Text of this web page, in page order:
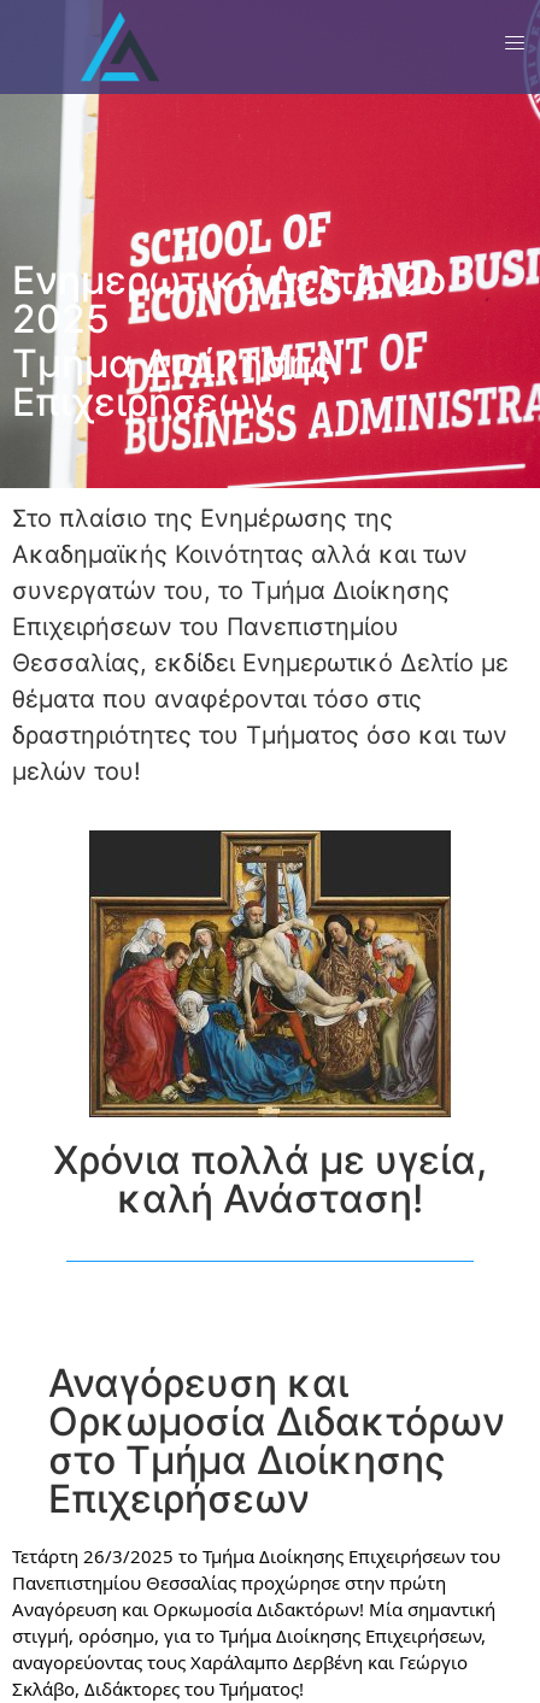
Ενημερωτικό Δελτίο 2ο
2025
Τμήμα Διοίκησης
Επιχειρήσεων
Στο πλαίσιο της Ενημέρωσης της
Ακαδημαϊκής Κοινότητας αλλά και των
συνεργατών του, το Τμήμα Διοίκησης
Επιχειρήσεων του Πανεπιστημίου
Θεσσαλίας, εκδίδει Ενημερωτικό Δελτίο με
θέματα που αναφέρονται τόσο στις
δραστηριότητες του Τμήματος όσο και των
μελών του!
Χρόνια πολλά με υγεία,
καλή Ανάσταση!
Αναγόρευση και
Ορκωμοσία Διδακτόρων
στο Τμήμα Διοίκησης
Επιχειρήσεων
Τετάρτη 26/3/2025 το Τμήμα Διοίκησης Επιχειρήσεων του
Πανεπιστημίου Θεσσαλίας προχώρησε στην πρώτη
Αναγόρευση και Ορκωμοσία Διδακτόρων! Μία σημαντική
στιγμή, ορόσημο, για το Τμήμα Διοίκησης Επιχειρήσεων,
αναγορεύοντας τους Χαράλαμπο Δερβένη και Γεώργιο
Σκλάβο, Διδάκτορες του Τμήματος!